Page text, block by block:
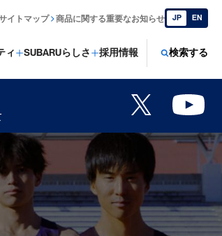
ィ SUBARUらしさ 採用情報 検索する
イトマップ 商品に関する重要なお知らせ JP EN